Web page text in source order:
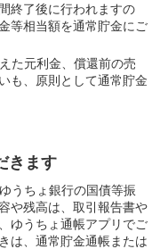
終了後に行われますの
等相当額を通常貯金にご
た元利金、償還前の売
も、原則として通常貯金
きます
うちょ銀行の国債等振
や残高は、取引報告書や
ゆうちょ通帳アプリでご
は、通常貯金通帳または